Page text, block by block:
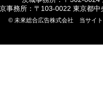
事務所：〒103-0022 東京都
© 未來総合広告株式会社 当サイ